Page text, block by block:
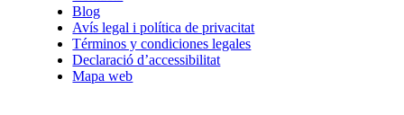
Blog
Avís legal i política de privacitat
Términos y condiciones legales
Declaració d’accessibilitat
Mapa web